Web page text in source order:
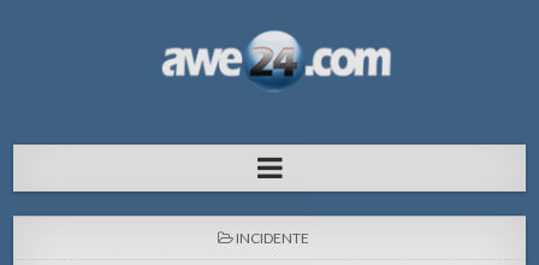
pa Aruba
POSTED
INCIDENTE